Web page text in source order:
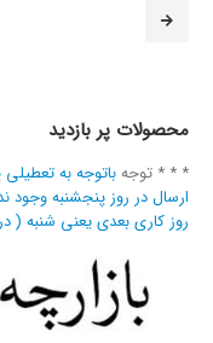
محصولات پر بازدید
* * * توجهباتوجه به
ارسال در روز پنجشنبه وجود
روز کاری بعدی یعنی شنبه (